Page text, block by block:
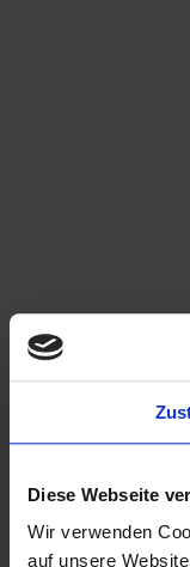
Diese Webseite
Wir verwenden
auf unsere